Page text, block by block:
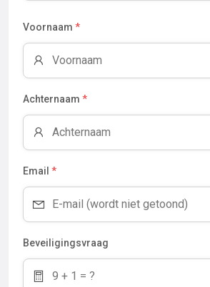
Voornaam *
Achternaam *
Email *
Beveiligingsvraag